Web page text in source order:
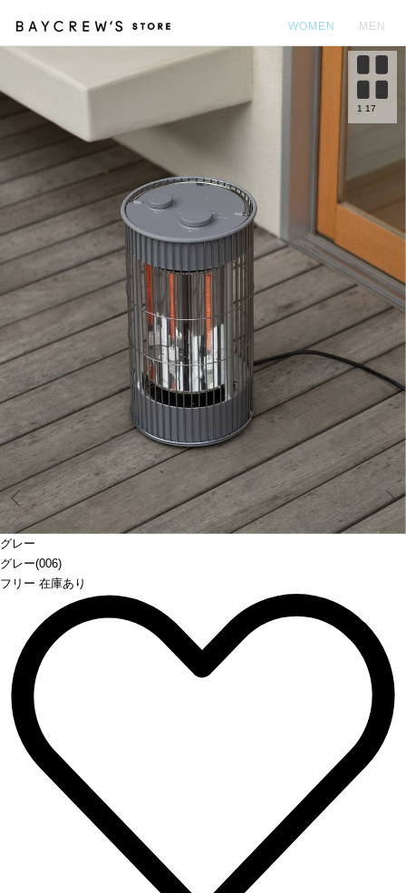
WOMEN MEN
グレー
グレー(006)
フリー 在庫あり
Prev
1 17